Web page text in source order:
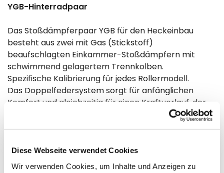
Diese Webseite verwendet Cookies
Wir verwenden Cookies, um Inhalte und Anzeigen zu
YGB-Hinterradpaar
Das Stoßdämpferpaar YGB für den Heckeinbau
besteht aus zwei mit Gas (Stickstoff)
beaufschlagten Einkammer-Stoßdämpfern mit
schwimmend gelagertem Trennkolben.
Spezifische Kalibrierung für jedes Rollermodell.
Das Doppelfedersystem sorgt für anfänglichen
Komfort und gleichzeitig für einen Kraftverlauf, der
maximale Funktionalität auf rauen Oberflächen
ANPASSUNGEN:
Federvorspannung (Fortsetzung)